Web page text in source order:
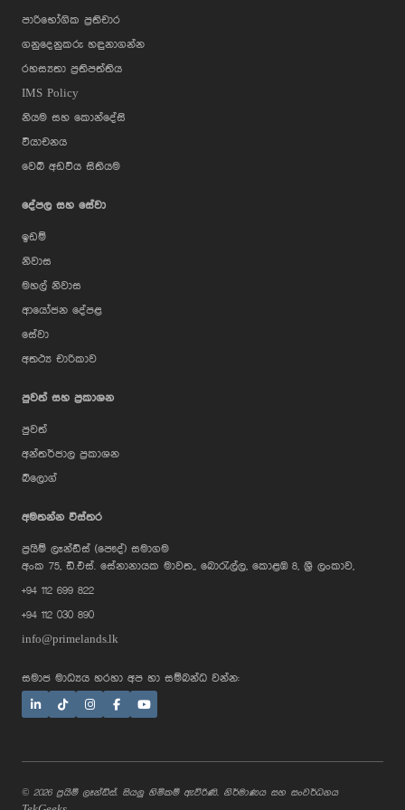
පාරිභෝගික ප්‍රතිචාර
ගනුදෙනුකරු හඳුනාගන්න
රහස්‍යතා ප්‍රතිපත්තිය
IMS Policy
නියම සහ කොන්දේසි
වියාචනය
වෙබ් අඩවිය සිතියම
දේපල සහ සේවා
ඉඩම්
නිවාස
මහල් නිවාස
ආයෝජන දේපළ
සේවා
අතථ්‍ය චාරිකාව
පුවත් සහ ප්‍රකාශන
පුවත්
අන්තර්ජාල ප්‍රකාශන
බ්ලොග්
අමතන්න විස්තර
ප්‍රයිම් ලෑන්ඩ්ස් (පෞද්) සමාගම
අංක 75, ඩී.එස්. සේනානායක මාවත,, බොරැල්ල, කොළඹ 8, ශ්‍රී ලංකාව,
+94 112 699 822
+94 112 030 890
info@primelands.lk
සමාජ මාධ්‍යය හරහා අප හා සම්බන්ධ වන්න:
© 2026 ප්‍රයිම් ලෑන්ඩ්ස්. සියලු හිමිකම් ඇවිරිණි. නිර්මාණය සහ සංවර්ධනය
AI Assistant
with me, or simply type your
message below and I'll be happy to